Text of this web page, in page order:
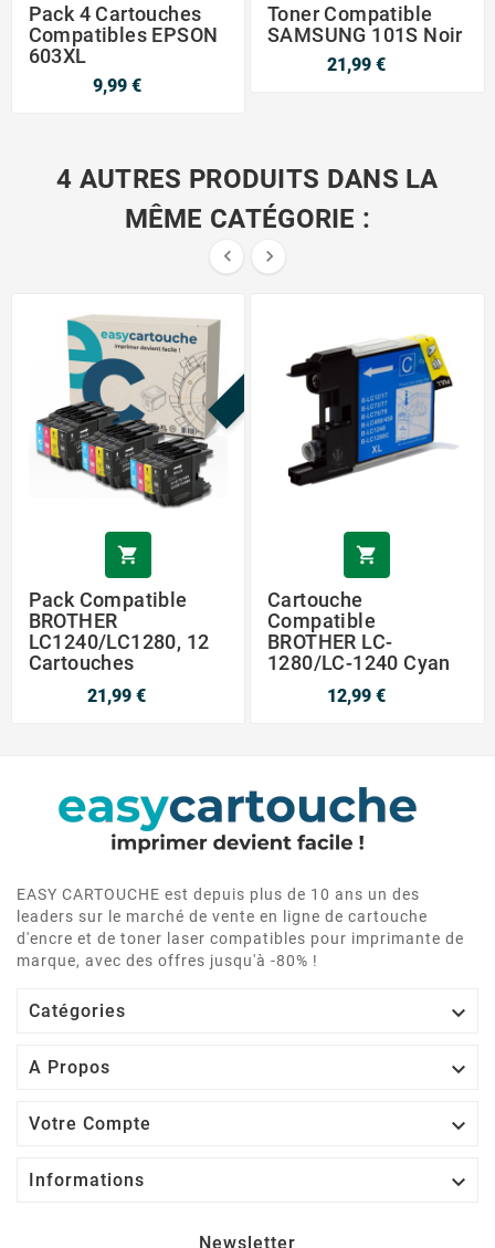
Pack 4 Cartouches
Compatibles EPSON
603XL
9,99 €
Toner Compatible
SAMSUNG 101S Noir
21,99 €
4 AUTRES PRODUITS DANS LA
MÊME CATÉGORIE :
 
PROMO !

Pack Compatible
BROTHER
LC1240/LC1280, 12
Cartouches
21,99 €

Cartouche
Compatible
BROTHER LC-
1280/LC-1240 Cyan
12,99 €
EASY CARTOUCHE est depuis plus de 10 ans un des
leaders sur le marché de vente en ligne de cartouche
d'encre et de toner laser compatibles pour imprimante de
marque, avec des offres jusqu'à -80% !
Catégories 
A Propos 
Votre Compte 
Informations 
Newsletter